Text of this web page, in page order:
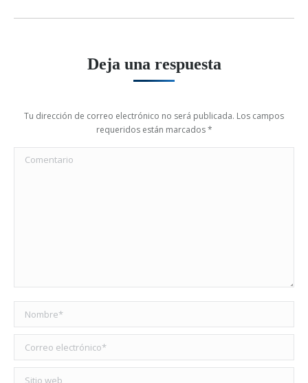
Deja una respuesta
Tu dirección de correo electrónico no será publicada. Los campos
requeridos están marcados*
Comentario
Nombre *
Correo electrónico *
Sitio web